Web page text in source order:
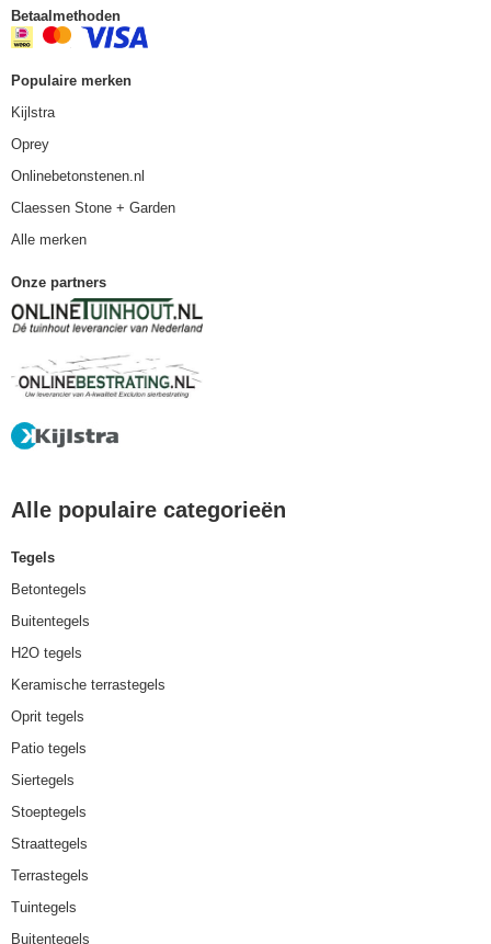
Betaalmethoden
Populaire merken
Kijlstra
Oprey
Onlinebetonstenen.nl
Claessen Stone + Garden
Alle merken
Onze partners
Alle populaire categorieën
Tegels
Betontegels
Buitentegels
H2O tegels
Keramische terrastegels
Oprit tegels
Patio tegels
Siertegels
Stoeptegels
Straattegels
Terrastegels
Tuintegels
Buitentegels